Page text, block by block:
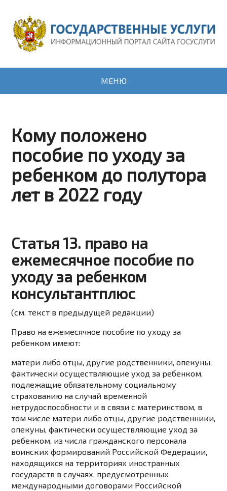
МЕНЮ
Кому положено
пособие по уходу за
ребенком до полутора
лет в 2022 году
Статья 13. право на
ежемесячное пособие по
уходу за ребенком
консультантплюс
(см. текст в предыдущей редакции)
Право на ежемесячное пособие по уходу за
ребенком имеют:
матери либо отцы, другие родственники, опекуны,
фактически осуществляющие уход за ребенком,
подлежащие обязательному социальному
страхованию на случай временной
нетрудоспособности и в связи с материнством, в
том числе матери либо отцы, другие родственники,
опекуны, фактически осуществляющие уход за
ребенком, из числа гражданского персонала
воинских формирований Российской Федерации,
находящихся на территориях иностранных
государств в случаях, предусмотренных
международными договорами Российской